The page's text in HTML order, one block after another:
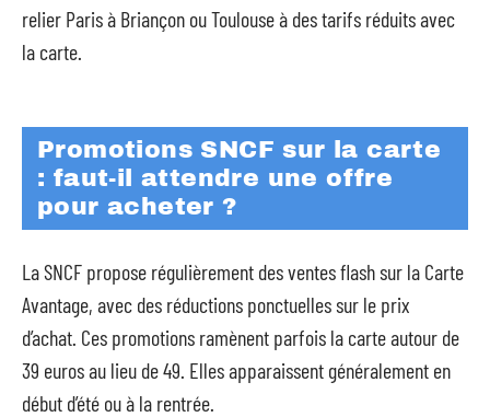
relier Paris à Briançon ou Toulouse à des tarifs réduits avec
la carte.
Promotions SNCF sur la carte
: faut-il attendre une offre
pour acheter ?
La SNCF propose régulièrement des ventes flash sur la Carte
Avantage, avec des réductions ponctuelles sur le prix
d’achat. Ces promotions ramènent parfois la carte autour de
39 euros au lieu de 49. Elles apparaissent généralement en
début d’été ou à la rentrée.